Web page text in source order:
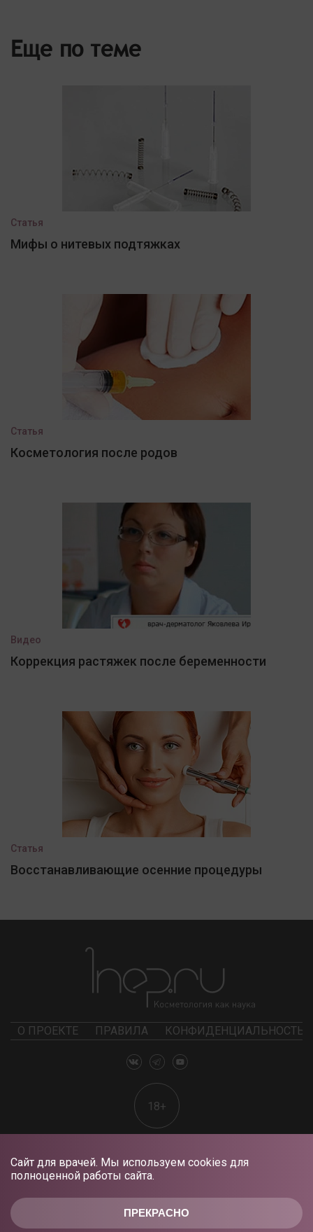
ПРЕКРАСНО
Сайт для врачей. Мы используем cookies для
полноценной работы сайта.
Еще по теме
Статья
Мифы о нитевых подтяжках
Статья
Косметология после родов
Видео
Коррекция растяжек после беременности
Статья
Восстанавливающие осенние процедуры
О ПРОЕКТЕ ПРАВИЛА КОНФИДЕНЦИАЛЬНОСТЬ
18+